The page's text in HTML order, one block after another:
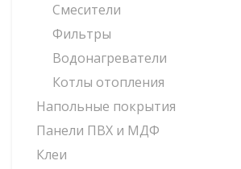
Смесители
Фильтры
Водонагреватели
Котлы отопления
Напольные покрытия
Панели ПВХ и МДФ
Клеи